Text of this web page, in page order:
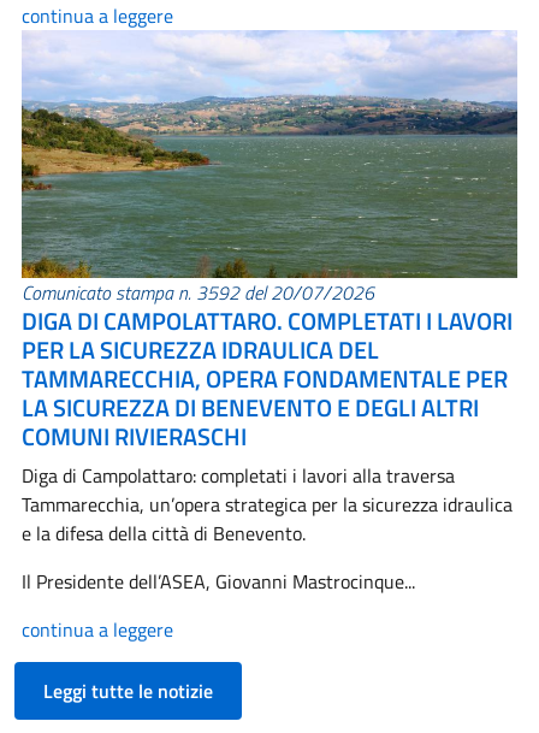
continua a leggere
Comunicato stampa n. 3592 del 20/07/2026
DIGA DI CAMPOLATTARO. COMPLETATI I LAVORI
PER LA SICUREZZA IDRAULICA DEL
TAMMARECCHIA, OPERA FONDAMENTALE PER
LA SICUREZZA DI BENEVENTO E DEGLI ALTRI
COMUNI RIVIERASCHI
Diga di Campolattaro: completati i lavori alla traversa
Tammarecchia, un’opera strategica per la sicurezza idraulica
e la difesa della città di Benevento.
Il Presidente dell’ASEA, Giovanni Mastrocinque...
continua a leggere
Leggi tutte le notizie